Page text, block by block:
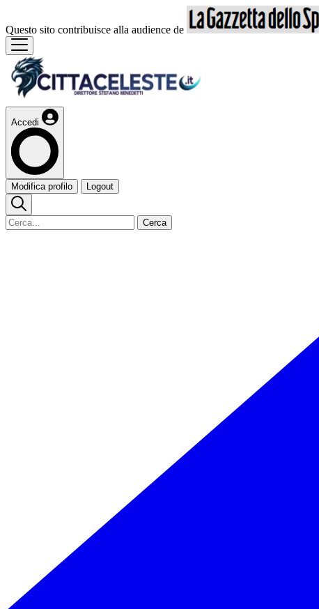
Questo sito contribuisce alla audience de
Accedi
Modifica profilo Logout
Cerca